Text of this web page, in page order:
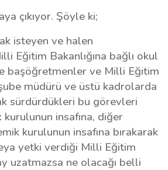
çıkıyor. Şöyle ki;
isteyen ve halen
Eğitim Bakanlığına bağlı okul
başöğretmenler ve Milli Eğitim
şube müdürü ve üstü kadrolarda
sürdürdükleri bu görevleri
insafına, diğer
kurulunun insafına bırakarak
yetki verdiği Milli Eğitim
uzatmazsa ne olacağı belli